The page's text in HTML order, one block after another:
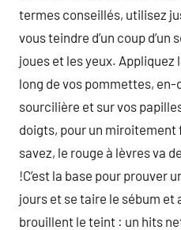
termes conseillés, utilisez
vous teindre d’un coup d’un
joues et les yeux. Appliquez
long de vos pommettes, en-
sourcilière et sur vos
doigts, pour un miroitement
savez, le rouge à lèvres va
!C’est la base pour prouver
jours et se taire le sébum et
brouillent le teint : un hits